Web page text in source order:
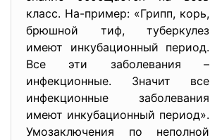
класс. На-пример: «Грипп, корь,
брюшной тиф, туберкулез
имеют инкубационный период.
Все эти заболевания –
инфекционные. Значит все
инфекционные заболевания
имеют инкубационный период».
Умозаключения по неполной